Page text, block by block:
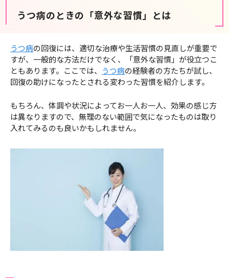
うつ病のときの「意外な習慣」とは
うつ病の回復には、適切な治療や生活習慣の見直しが重要で
すが、一般的な方法だけでなく、「意外な習慣」が役立つこ
ともあります。ここでは、 うつ病の経験者の方たちが試し、
回復の助けになったとされる変わった習慣を紹介します。
もちろん、体調や状況によってお一人お一人、効果の感じ方
は異なりますので、無理のない範囲で気になったものは取り
入れてみるのも良いかもしれません。